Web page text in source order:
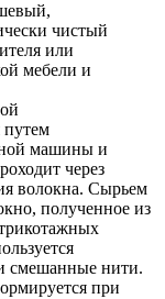
чистый
или
мебели и
путем
машины и
через
волокна. Сырьем
полученное из
смешанные нити.
при